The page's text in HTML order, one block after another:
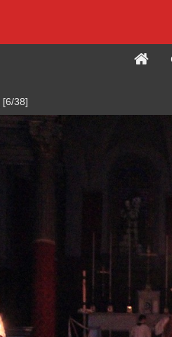
[6/38]